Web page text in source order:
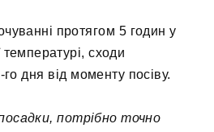
протягом 5 годин у
температурі, сходи
дня від моменту посіву.
потрібно точно